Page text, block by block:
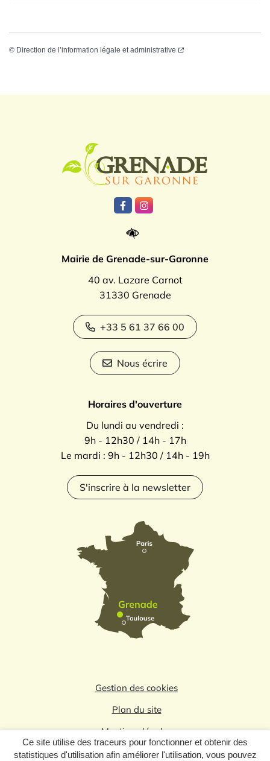
Ce site utilise des traceurs pour fonctionner et obtenir des
statistiques d'utilisation afin améliorer l'utilisation, vous pouvez
© Direction de l’information légale et administrative
Lien vers le compte Facebook
Lien vers le compte
Mairie de Grenade-sur-Garonne
40 av. Lazare Carnot
31330 Grenade
+33 5 61 37 66 00
Nous écrire
Horaires d'ouverture
Du lundi au vendredi :
9h - 12h30 / 14h - 17h
Le mardi : 9h - 12h30 / 14h - 19h
S'inscrire à la newsletter
Gestion des cookies
Plan du site
Mentions légales
Politique de confidentialité